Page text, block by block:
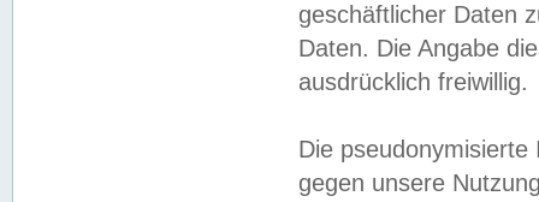
geschäftlicher Daten
Daten. Die Angabe
ausdrücklich freiwillig.
Die
gegen unsere